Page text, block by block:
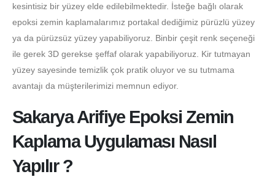
kesintisiz bir yüzey elde edilebilmektedir. İsteğe bağlı olarak
epoksi zemin kaplamalarımız portakal dediğimiz pürüzlü yüzey
ya da pürüzsüz yüzey yapabiliyoruz. Binbir çeşit renk seçeneği
ile gerek 3D gerekse şeffaf olarak yapabiliyoruz. Kir tutmayan
yüzey sayesinde temizlik çok pratik oluyor ve su tutmama
avantajı da müşterilerimizi memnun ediyor.
Sakarya Arifiye Epoksi Zemin
Kaplama Uygulaması Nasıl
Yapılır ?